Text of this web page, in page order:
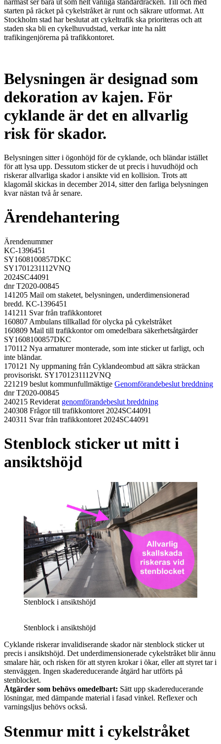
närmast ser bara ut som helt vanliga standardräcken. Till och med
starten på räcket på cykelstråket är runt och säkrare utformat. Att
Stockholm stad har beslutat att cykeltrafik ska prioriteras och att
staden ska bli en cykelhuvudstad, verkar inte ha nått
trafikingenjörerna på trafikkontoret.
Belysningen är designad som
dekoration av kajen. För
cyklande är det en allvarlig
risk för skador.
Belysningen sitter i ögonhöjd för de cyklande, och bländar istället
för att lysa upp. Dessutom sticker de ut precis i huvudhöjd och
riskerar allvarliga skador i ansikte vid en kollision. Trots att
klagomål skickas in december 2014, sitter den farliga belysningen
kvar nästan två år senare.
Ärendehantering
Ärendenummer
KC-1396451
SY1608100857DKC
SY1701231112VNQ
2024SC44091
dnr T2020-00845
141205 Mail om staketet, belysningen, underdimensionerad
bredd. KC-1396451
141211 Svar från trafikkontoret
160807 Ambulans tillkallad för olycka på cykelstråket
160809 Mail till trafikkontor om omedelbara säkerhetsåtgärder
SY1608100857DKC
170112 Nya armaturer monterade, som inte sticker ut farligt, och
inte bländar.
170121 Ny uppmaning från Cyklandeombud att säkra sträckan
provisoriskt. SY1701231112VNQ
221219 beslut kommunfullmäktige Genomförandebeslut breddning
dnr T2020-00845
240215 Reviderat genomförandebeslut breddning
240308 Frågor till trafikkontoret 2024SC44091
240311 Svar från trafikkontoret 2024SC44091
Stenblock sticker ut mitt i
ansiktshöjd
Stenblock i ansiktshöjd
Stenblock i ansiktshöjd
Cyklande riskerar invalidiserande skador när stenblock sticker ut
precis i ansiktshöjd. Det underdimensionerade cykelstråket blir ännu
smalare här, och risken för att styren krokar i ökar, eller att styret tar i
stenväggen. Ingen skadereducerande åtgärd har utförts på
stenblocket.
Åtgärder som behövs omedelbart: Sätt upp skadereducerande
lösningar, med dämpande material i fasad vinkel. Reflexer och
varningsljus behövs också.
Stenmur mitt i cykelstråket